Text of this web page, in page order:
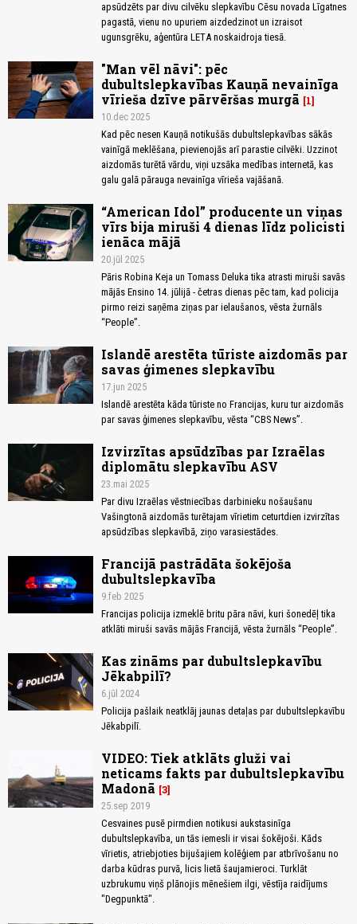
apsūdzēts par divu cilvēku slepkavību Cēsu novada Līgatnes
pagastā, vienu no upuriem aizdedzinot un izraisot
ugunsgrēku, aģentūra LETA noskaidroja tiesā.
"Man vēl nāvi": pēc
dubultslepkavības Kauņā nevainīga
vīrieša dzīve pārvēršas murgā
1
10.dec 2025
Kad pēc nesen Kauņā notikušās dubultslepkavības sākās
vainīgā meklēšana, pievienojās arī parastie cilvēki. Uzzinot
aizdomās turētā vārdu, viņi uzsāka medības internetā, kas
galu galā pārauga nevainīga vīrieša vajāšanā.
“American Idol” producente un viņas
vīrs bija miruši 4 dienas līdz policisti
ienāca mājā
20.jūl 2025
Pāris Robina Keja un Tomass Deluka tika atrasti miruši savās
mājās Ensino 14. jūlijā - četras dienas pēc tam, kad policija
pirmo reizi saņēma ziņas par ielaušanos, vēsta žurnāls
“People”.
Islandē arestēta tūriste aizdomās par
savas ģimenes slepkavību
17.jun 2025
Islandē arestēta kāda tūriste no Francijas, kuru tur aizdomās
par savas ģimenes slepkavību, vēsta “CBS News”.
Izvirzītas apsūdzības par Izraēlas
diplomātu slepkavību ASV
23.mai 2025
Par divu Izraēlas vēstniecības darbinieku nošaušanu
Vašingtonā aizdomās turētajam vīrietim ceturtdien izvirzītas
apsūdzības slepkavībā, ziņo varasiestādes.
Francijā pastrādāta šokējoša
dubultslepkavība
9.feb 2025
Francijas policija izmeklē britu pāra nāvi, kuri šonedēļ tika
atklāti miruši savās mājās Francijā, vēsta žurnāls “People”.
Kas zināms par dubultslepkavību
Jēkabpilī?
6.jūl 2024
Policija pašlaik neatklāj jaunas detaļas par dubultslepkavību
Jēkabpilī.
VIDEO: Tiek atklāts gluži vai
neticams fakts par dubultslepkavību
Madonā 3
25.sep 2019
Cesvaines pusē pirmdien notikusi aukstasinīga
dubultslepkavība, un tās iemesli ir visai šokējoši. Kāds
vīrietis, atriebjoties bijušajiem kolēģiem par atbrīvošanu no
darba kūdras purvā, licis lietā šaujamieroci. Turklāt
uzbrukumu viņš plānojis mēnešiem ilgi, vēstīja raidījums
"Degpunktā".